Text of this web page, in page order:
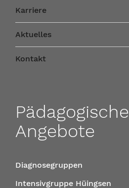
Karriere
Aktuelles
Kontakt
Pädagogische
Angebote
Diagnosegruppen
Intensivgruppe Hüingsen